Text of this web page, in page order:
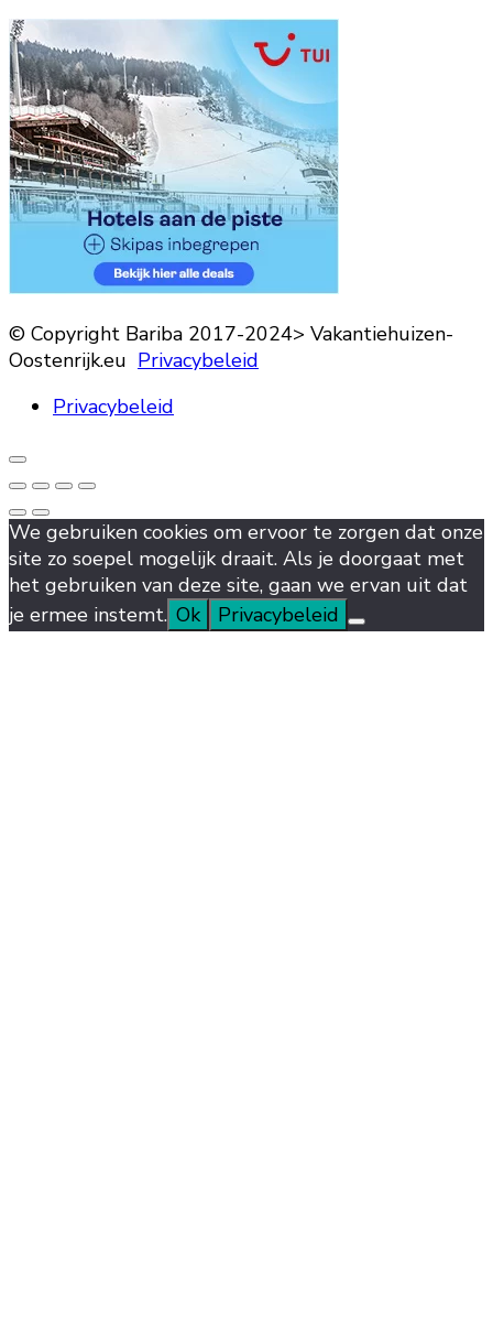
© Copyright Bariba 2017-2024> Vakantiehuizen-
Oostenrijk.eu Privacybeleid
Privacybeleid
We gebruiken cookies om ervoor te zorgen dat onze
site zo soepel mogelijk draait. Als je doorgaat met
het gebruiken van deze site, gaan we ervan uit dat
je ermee instemt. Ok Privacybeleid